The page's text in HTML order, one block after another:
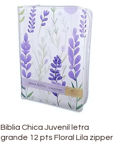
Vista rápida
Biblia Chica Juvenil letra
grande 12 pts Floral Lila zipper